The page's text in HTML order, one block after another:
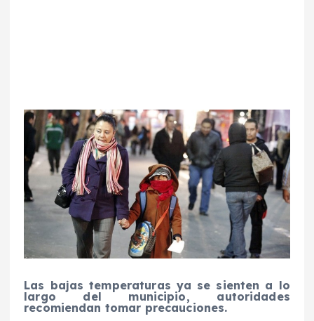
Las bajas temperaturas ya se sienten a lo
largo del municipio, autoridades
recomiendan tomar precauciones.